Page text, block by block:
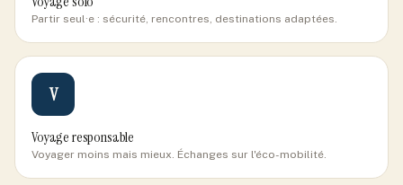
Partir seul·e : sécurité, rencontres, destinations adaptées.
V
Voyage responsable
Voyager moins mais mieux. Échanges sur l'éco-mobilité.